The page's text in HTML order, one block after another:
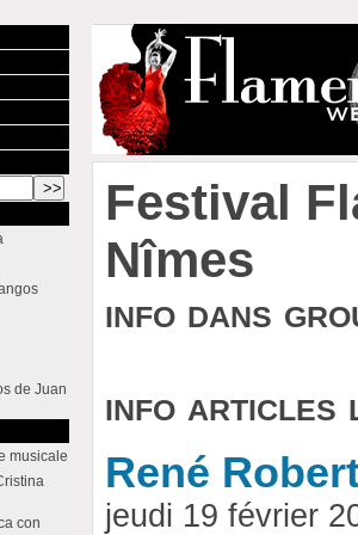
Festival
Nîmes
info dans
info articles
René
jeudi 19 février
de Juan
musicale
con